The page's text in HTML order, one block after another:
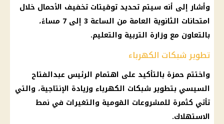
وأشار إلى أنه سيتم تحديد توقيتات تخفيف الأحمال خلال
امتحانات الثانوية العامة من الساعة 3 إلى 7 مساءً،
بالتعاون مع وزارة التربية والتعليم.
تطوير شبكات الكهرباء
واختتم حمزة بالتأكيد على اهتمام الرئيس عبدالفتاح
السيسي بتطوير شبكات الكهرباء وزيادة الإنتاجية، والتي
تأتي كثمرة للمشروعات القومية والتغيرات في نمط
الاستهلاك.